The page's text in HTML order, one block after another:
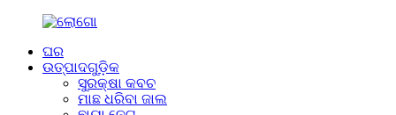
ଘର
ଉତ୍ପାଦଗୁଡ଼ିକ
ସୁରକ୍ଷା କବଚ
ମାଛ ଧରିବା ଜାଲ